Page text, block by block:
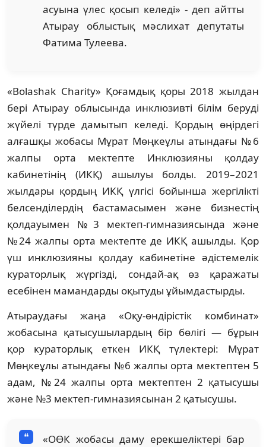
асуына үлес қосып келеді» - деп айтты
Атырау облыстық мәслихат депутаты
Фатима Тулеева.
«Bolashak Charity» Қоғамдық қоры 2018 жылдан
бері Атырау облысында инклюзивті білім беруді
жүйелі түрде дамытып келеді. Қордың өңірдегі
алғашқы жобасы Мұрат Мөңкеұлы атындағы №6
жалпы орта мектепте Инклюзияны қолдау
кабинетінің (ИКҚ) ашылуы болды. 2019–2021
жылдары қордың ИКҚ үлгісі бойынша жергілікті
белсенділердің бастамасымен және бизнестің
қолдауымен №3 мектеп-гимназиясында және
№24 жалпы орта мектепте де ИКҚ ашылды. Қор
үш инклюзияны қолдау кабинетіне әдістемелік
кураторлық жүргізді, сондай-ақ өз қаражаты
есебінен мамандарды оқытуды ұйымдастырды.
Атыраудағы жаңа «Оқу-өндірістік комбинат»
жобасына қатысушылардың бір бөлігі — бұрын
қор кураторлық еткен ИКҚ түлектері: Мұрат
Мөңкеұлы атындағы №6 жалпы орта мектептен 5
адам, №24 жалпы орта мектептен 2 қатысушы
және №3 мектеп-гимназиясынан 2 қатысушы.
«ОӨК жобасы даму ерекшеліктері бар